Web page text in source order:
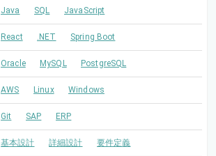
Java SQL JavaScript
React .NET Spring Boot
Oracle MySQL PostgreSQL
AWS Linux Windows
Git SAP ERP
基本設計 詳細設計 要件定義